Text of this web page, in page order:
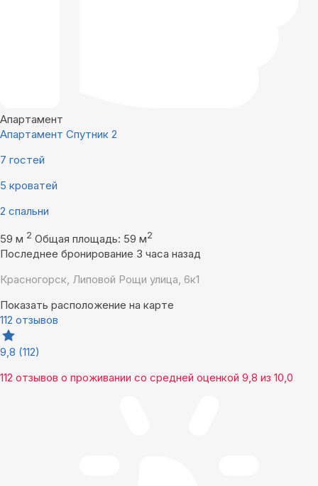
Апартамент
Апартамент Спутник 2
7 гостей
5 кроватей
2 спальни
59 м 2 Общая площадь: 59 м2
Последнее бронирование 3 часа назад
Красногорск, Липовой Рощи улица, 6к1
Показать расположение на карте
112 отзывов
9,8 (112)
112 отзывов о проживании со средней оценкой 9,8 из 10,0